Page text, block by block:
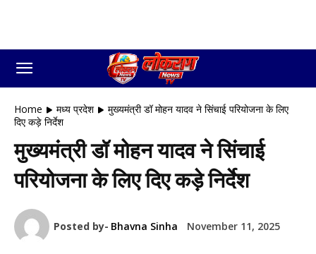
Home मध्य प्रदेश
मुख्यमंत्री डॉ मोहन यादव ने सिंचाई परियोजना के लिए
दिए कड़े निर्देश
मुख्यमंत्री डॉ मोहन यादव ने सिंचाई
परियोजना के लिए दिए कड़े निर्देश
Posted by- Bhavna Sinha November 11, 2025